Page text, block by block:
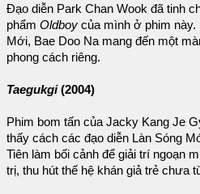
Đạo diễn Park Chan Wook đã tinh
phẩm Oldboy của mình ở phim này.
Mới, Bae Doo Na mang đến một
phong cách riêng.
Taegukgi(2004)
Phim bom tấn của Jacky Kang Je
thấy cách các đạo diễn Làn Sóng
Tiên làm bối cảnh để giải trí ngoạn
trị, thu hút thế hệ khán giả trẻ chưa